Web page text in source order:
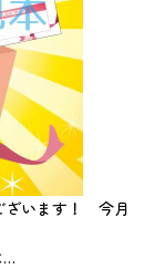
ざいます！ 今月
…